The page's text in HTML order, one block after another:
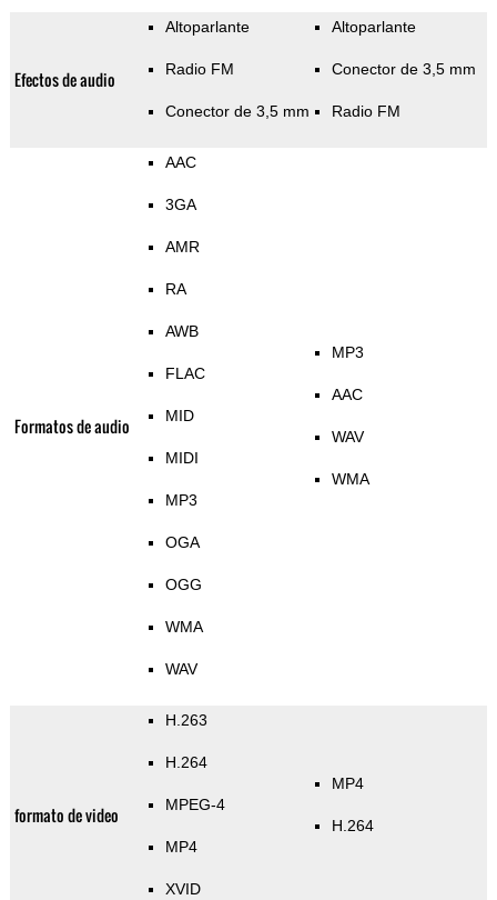
Efectos de audio
Altoparlante
Radio FM
Conector de 3,5 mm
Altoparlante
Conector de 3,5 mm
Radio FM
Formatos de audio
AAC
3GA
AMR
RA
AWB
FLAC
MID
MIDI
MP3
OGA
OGG
WMA
WAV
MP3
AAC
WAV
WMA
formato de video
H.263
H.264
MPEG-4
MP4
XVID
MP4
H.264